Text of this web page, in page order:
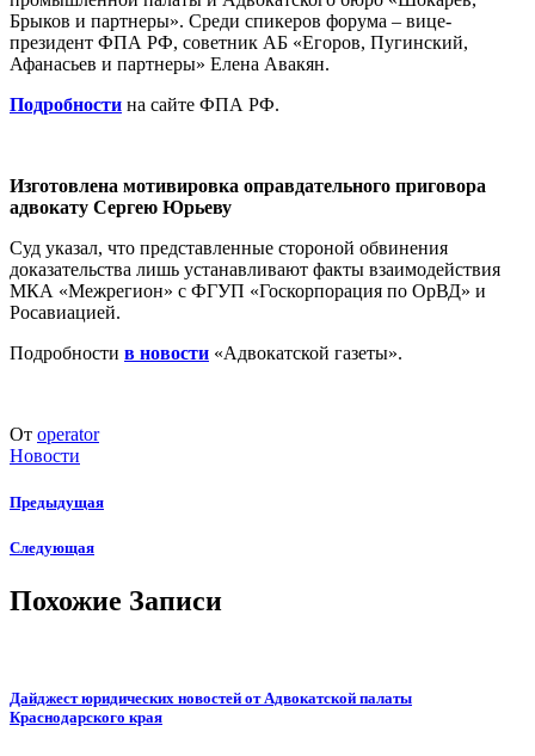
Брыков и партнеры». Среди спикеров форума – вице-
президент ФПА РФ, советник АБ «Егоров, Пугинский,
Афанасьев и партнеры» Елена Авакян.
Подробности на сайте ФПА РФ.
Изготовлена мотивировка оправдательного приговора
адвокату Сергею Юрьеву
Суд указал, что представленные стороной обвинения
доказательства лишь устанавливают факты взаимодействия
МКА «Межрегион» с ФГУП «Госкорпорация по ОрВД» и
Росавиацией.
Подробности в новости «Адвокатской газеты».
От operator
Новости
Предыдущая
Следующая
Похожие Записи
Дайджест юридических новостей от Адвокатской палаты
Краснодарского края